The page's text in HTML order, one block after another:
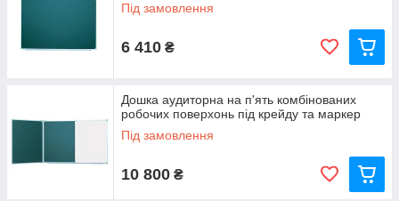
Під замовлення
6 410 ₴
Дошка аудиторна на п'ять комбінованих
робочих поверхонь під крейду та маркер
Під замовлення
10 800 ₴